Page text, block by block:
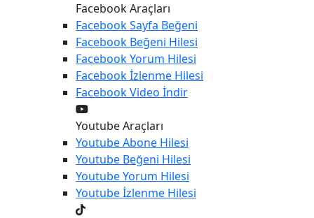
Facebook Araçları
FacebookSayfa Beğeni
Facebook Beğeni Hilesi
FacebookYorum Hilesi
Facebookİzlenme Hilesi
FacebookVideo İndir
Youtube Araçları
YoutubeAbone Hilesi
Youtube Beğeni Hilesi
YoutubeYorum Hilesi
Youtubeİzlenme Hilesi